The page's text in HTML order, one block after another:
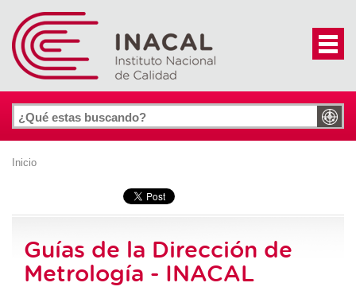
Inicio
Guías de la Dirección de
Metrología - INACAL